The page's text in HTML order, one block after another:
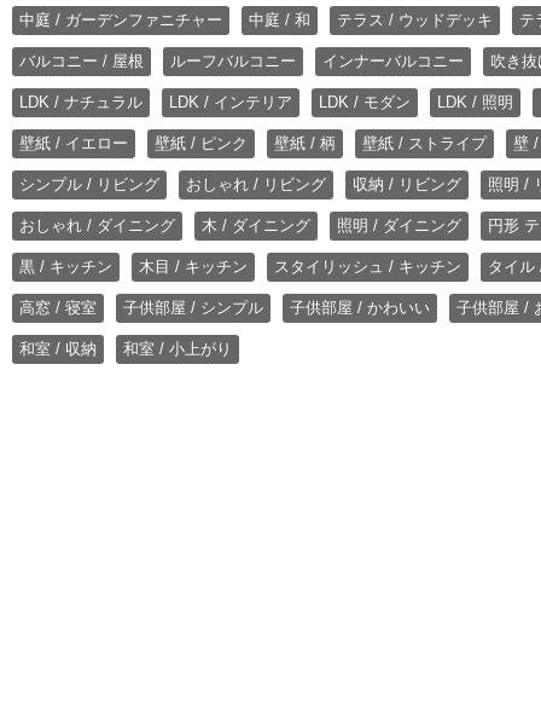
中庭 / ガーデンファニチャー 中庭 / 和 テラス / ウッドデッキ テ
バルコニー / 屋根 ルーフバルコニー インナーバルコニー 吹き
LDK / ナチュラル LDK / インテリア LDK / モダン LDK / 照明
壁紙 / イエロー 壁紙 / ピンク 壁紙 / 柄 壁紙 / ストライプ 壁
シンプル / リビング おしゃれ / リビング 収納 / リビング 照明 /
おしゃれ / ダイニング 木 / ダイニング 照明 / ダイニング 円形
黒 / キッチン 木目 / キッチン スタイリッシュ / キッチン タイル
高窓 / 寝室 子供部屋 / シンプル 子供部屋 / かわいい 子供部屋 /
和室 / 収納 和室 / 小上がり